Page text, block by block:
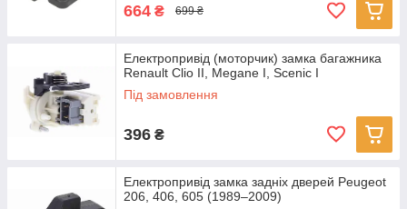
664 ₴ 699 ₴
Електропривід (моторчик) замка багажника
Renault Clio II, Megane I, Scenic I
Під замовлення
396 ₴
Електропривід замка задніх дверей Peugeot
206, 406, 605 (1989–2009)